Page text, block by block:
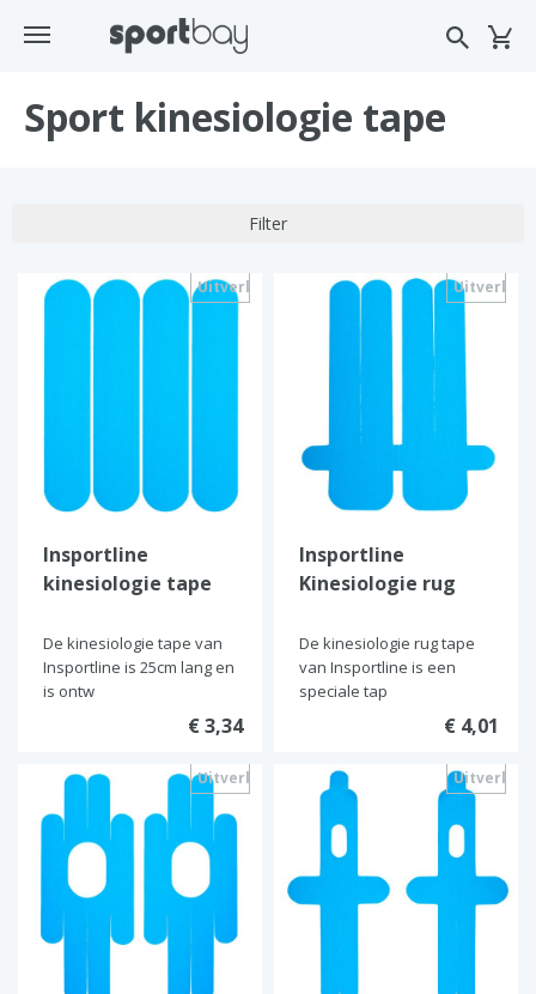
Sport kinesiologie tape
Filter
Uitverkocht
Insportline
kinesiologie tape
De kinesiologie tape van
Insportline is 25cm lang en
is ontw
€ 3,34
Insportline
Kinesiologie rug
De kinesiologie rug tape
van Insportline is een
speciale tap
€ 4,01
Uitverkocht